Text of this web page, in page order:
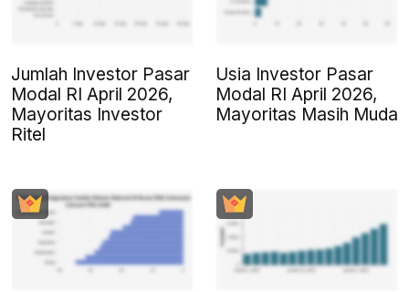
Jumlah Investor Pasar
Modal RI April 2026,
Mayoritas Investor
Ritel
Usia Investor Pasar
Modal RI April 2026,
Mayoritas Masih Muda